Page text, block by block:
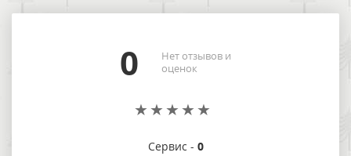
0
Нет отзывов и
оценок
Сервис - 0